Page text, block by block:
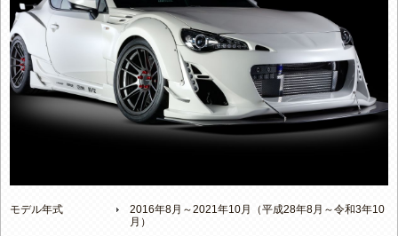
モデル年式
2016年8月～2021年10月（平成28年8月～令和3年10
月）